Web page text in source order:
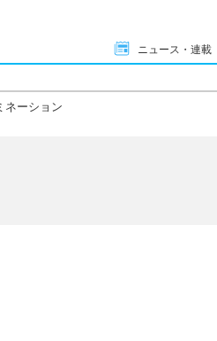
ニュース・連載
ネーション